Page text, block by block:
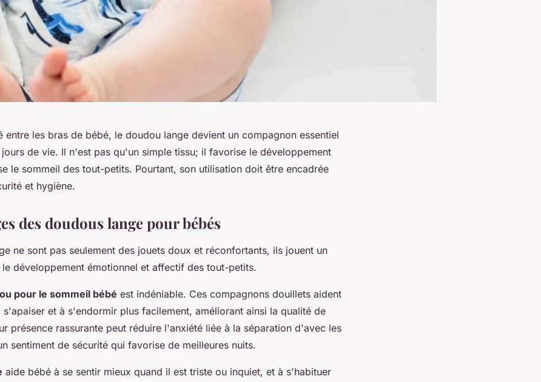
entre les bras de bébé, le doudou lange devient un compagnon essentiel
de vie. Il n'est pas qu'un simple tissu; il favorise le développement
le sommeil des tout-petits. Pourtant, son utilisation doit être encadrée
et hygiène.
des doudous lange pour bébés
ne sont pas seulement des jouets doux et réconfortants, ils jouent un
développement émotionnel et affectif des tout-petits.
pour le sommeil bébé est indéniable. Ces compagnons douillets aident
s'apaiser et à s'endormir plus facilement, améliorant ainsi la qualité de
présence rassurante peut réduire l'anxiété liée à la séparation d'avec les
sentiment de sécurité qui favorise de meilleures nuits.
aide bébé à se sentir mieux quand il est triste ou inquiet, et à s'habituer